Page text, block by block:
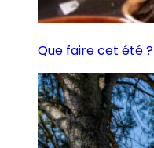
Que faire cet été ?